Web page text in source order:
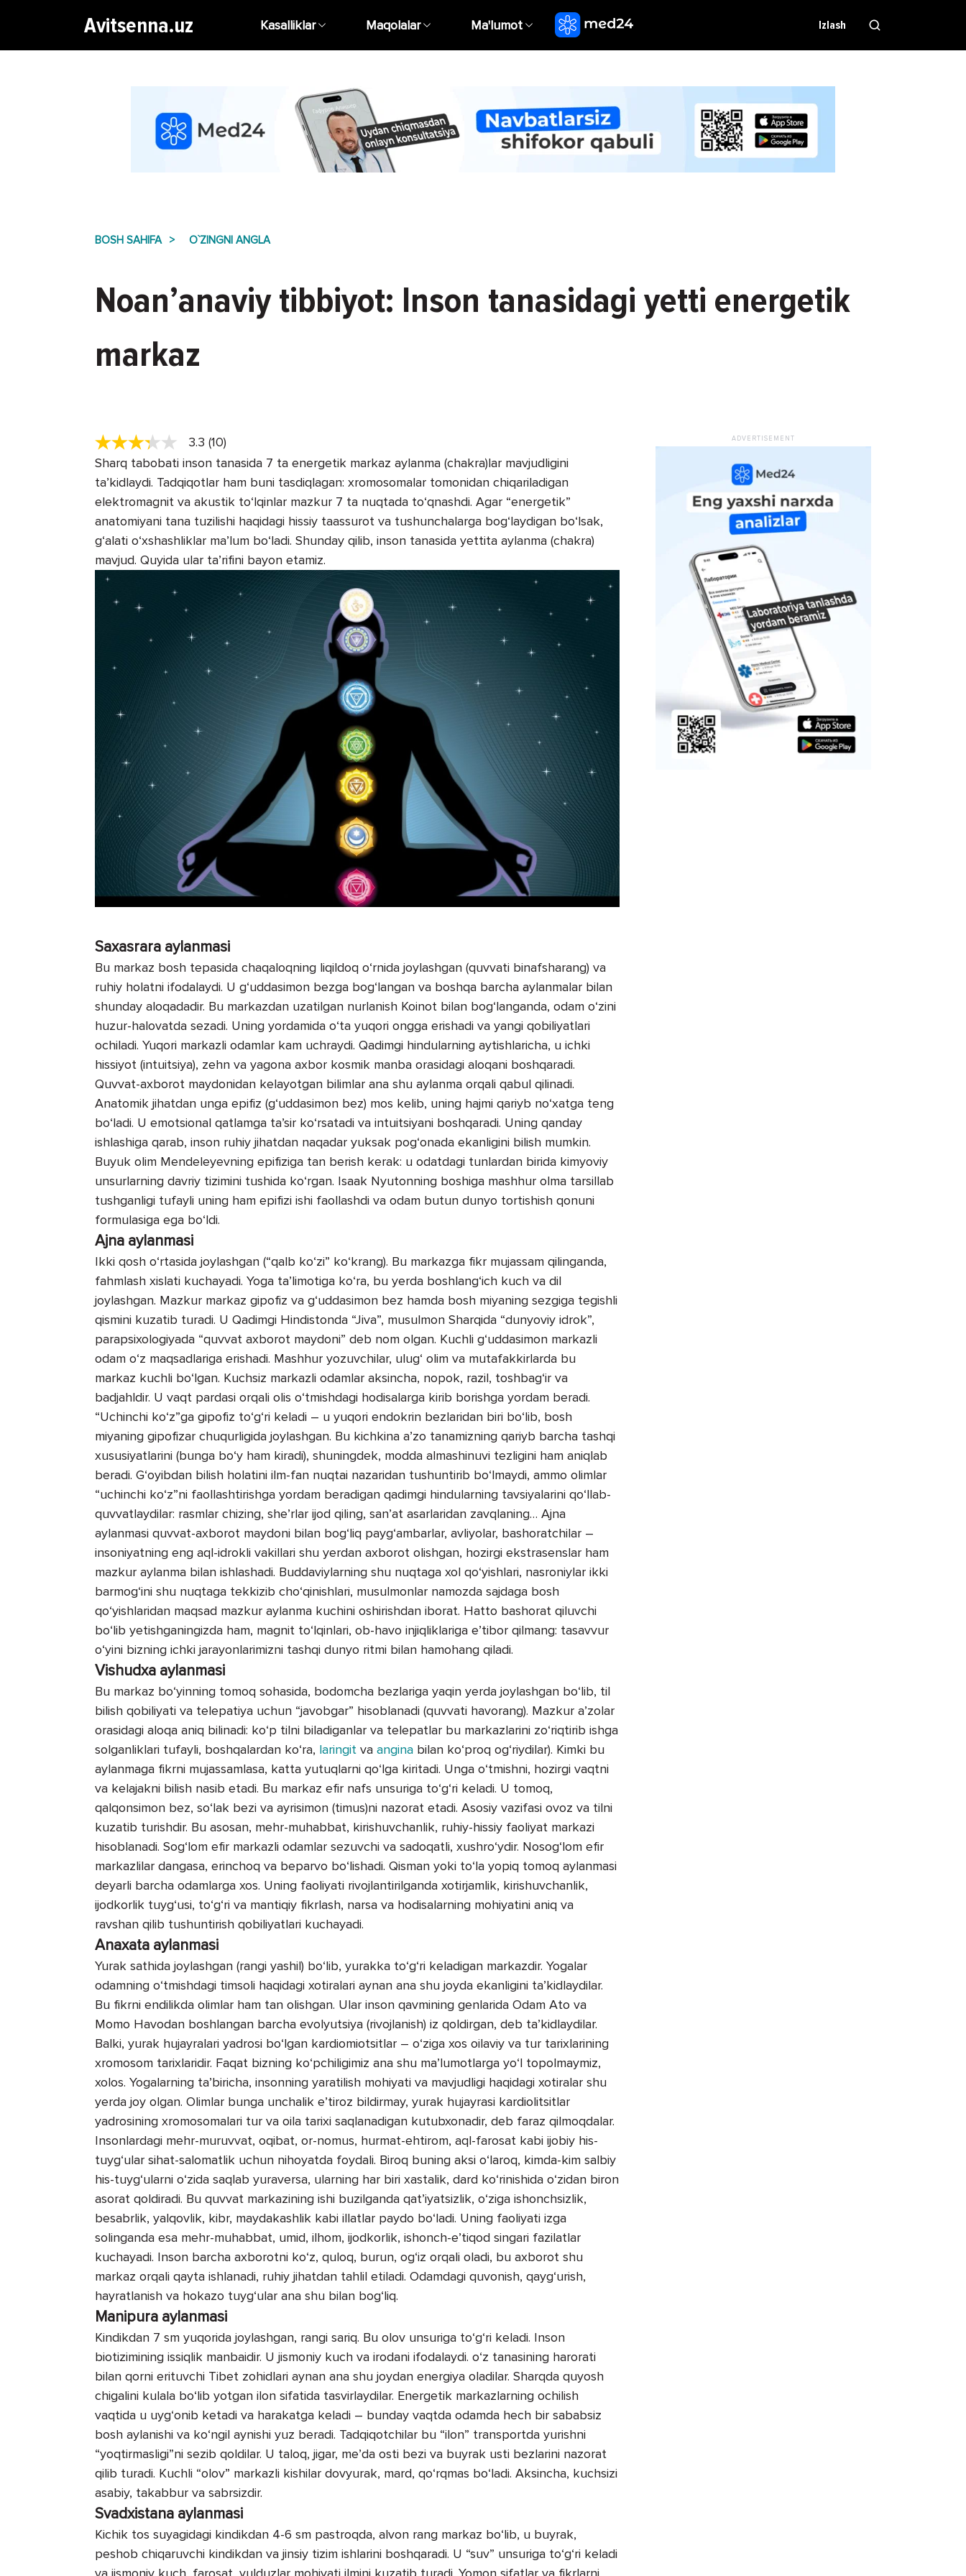
Avitsenna.uz Kasalliklar Maqolalar Ma'lumot Izlash
BOSH SAHIFA O`ZINGNI ANGLA
Noan’anaviy tibbiyot: Inson tanasidagi yetti energetik
markaz
3.3 (10)
Sharq tabobati inson tanasida 7 ta energetik markaz aylanma (chakra)lar mavjudligini
ta’kidlaydi. Tadqiqotlar ham buni tasdiqlagan: xromosomalar tomonidan chiqariladigan
elektromagnit va akustik to‘lqinlar mazkur 7 ta nuqtada to‘qnashdi. Agar “energetik”
anatomiyani tana tuzilishi haqidagi hissiy taassurot va tushunchalarga bog‘laydigan bo‘lsak,
g‘alati o‘xshashliklar ma’lum bo‘ladi. Shunday qilib, inson tanasida yettita aylanma (chakra)
mavjud. Quyida ular ta’rifini bayon etamiz.
Saxasrara aylanmasi
Bu markaz bosh tepasida chaqaloqning liqildoq o‘rnida joylashgan (quvvati binafsharang) va
ruhiy holatni ifodalaydi. U g‘uddasimon bezga bog‘langan va boshqa barcha aylanmalar bilan
shunday aloqadadir. Bu markazdan uzatilgan nurlanish Koinot bilan bog‘langanda, odam o‘zini
huzur-halovatda sezadi. Uning yordamida o‘ta yuqori ongga erishadi va yangi qobiliyatlari
ochiladi. Yuqori markazli odamlar kam uchraydi. Qadimgi hindularning aytishlaricha, u ichki
hissiyot (intuitsiya), zehn va yagona axbor kosmik manba orasidagi aloqani boshqaradi.
Quvvat-axborot maydonidan kelayotgan bilimlar ana shu aylanma orqali qabul qilinadi.
Anatomik jihatdan unga epifiz (g‘uddasimon bez) mos kelib, uning hajmi qariyb no‘xatga teng
bo‘ladi. U emotsional qatlamga ta’sir ko‘rsatadi va intuitsiyani boshqaradi. Uning qanday
ishlashiga qarab, inson ruhiy jihatdan naqadar yuksak pog‘onada ekanligini bilish mumkin.
Buyuk olim Mendeleyevning epifiziga tan berish kerak: u odatdagi tunlardan birida kimyoviy
unsurlarning davriy tizimini tushida ko‘rgan. Isaak Nyutonning boshiga mashhur olma tarsillab
tushganligi tufayli uning ham epifizi ishi faollashdi va odam butun dunyo tortishish qonuni
formulasiga ega bo‘ldi.
Ajna aylanmasi
Ikki qosh o‘rtasida joylashgan (“qalb ko‘zi” ko‘krang). Bu markazga fikr mujassam qilinganda,
fahmlash xislati kuchayadi. Yoga ta’limotiga ko‘ra, bu yerda boshlang‘ich kuch va dil
joylashgan. Mazkur markaz gipofiz va g‘uddasimon bez hamda bosh miyaning sezgiga tegishli
qismini kuzatib turadi. U Qadimgi Hindistonda “Jiva”, musulmon Sharqida “dunyoviy idrok”,
parapsixologiyada “quvvat axborot maydoni” deb nom olgan. Kuchli g‘uddasimon markazli
odam o‘z maqsadlariga erishadi. Mashhur yozuvchilar, ulug‘ olim va mutafakkirlarda bu
markaz kuchli bo‘lgan. Kuchsiz markazli odamlar aksincha, nopok, razil, toshbag‘ir va
badjahldir. U vaqt pardasi orqali olis o‘tmishdagi hodisalarga kirib borishga yordam beradi.
“Uchinchi ko‘z”ga gipofiz to‘g‘ri keladi – u yuqori endokrin bezlaridan biri bo‘lib, bosh
miyaning gipofizar chuqurligida joylashgan. Bu kichkina a’zo tanamizning qariyb barcha tashqi
xususiyatlarini (bunga bo‘y ham kiradi), shuningdek, modda almashinuvi tezligini ham aniqlab
beradi. G‘oyibdan bilish holatini ilm-fan nuqtai nazaridan tushuntirib bo‘lmaydi, ammo olimlar
“uchinchi ko‘z”ni faollashtirishga yordam beradigan qadimgi hindularning tavsiyalarini qo‘llab-
quvvatlaydilar: rasmlar chizing, she’rlar ijod qiling, san’at asarlaridan zavqlaning… Ajna
aylanmasi quvvat-axborot maydoni bilan bog‘liq payg‘ambarlar, avliyolar, bashoratchilar –
insoniyatning eng aql-idrokli vakillari shu yerdan axborot olishgan, hozirgi ekstrasenslar ham
mazkur aylanma bilan ishlashadi. Buddaviylarning shu nuqtaga xol qo‘yishlari, nasroniylar ikki
barmog‘ini shu nuqtaga tekkizib cho‘qinishlari, musulmonlar namozda sajdaga bosh
qo‘yishlaridan maqsad mazkur aylanma kuchini oshirishdan iborat. Hatto bashorat qiluvchi
bo‘lib yetishganingizda ham, magnit to‘lqinlari, ob-havo injiqliklariga e’tibor qilmang: tasavvur
o‘yini bizning ichki jarayonlarimizni tashqi dunyo ritmi bilan hamohang qiladi.
Vishudxa aylanmasi
Bu markaz bo‘yinning tomoq sohasida, bodomcha bezlariga yaqin yerda joylashgan bo‘lib, til
bilish qobiliyati va telepatiya uchun “javobgar” hisoblanadi (quvvati havorang). Mazkur a’zolar
orasidagi aloqa aniq bilinadi: ko‘p tilni biladiganlar va telepatlar bu markazlarini zo‘riqtirib ishga
solganliklari tufayli, boshqalardan ko‘ra, laringit va angina bilan ko‘proq og‘riydilar). Kimki bu
aylanmaga fikrni mujassamlasa, katta yutuqlarni qo‘lga kiritadi. Unga o‘tmishni, hozirgi vaqtni
va kelajakni bilish nasib etadi. Bu markaz efir nafs unsuriga to‘g‘ri keladi. U tomoq,
qalqonsimon bez, so‘lak bezi va ayrisimon (timus)ni nazorat etadi. Asosiy vazifasi ovoz va tilni
kuzatib turishdir. Bu asosan, mehr-muhabbat, kirishuvchanlik, ruhiy-hissiy faoliyat markazi
hisoblanadi. Sog‘lom efir markazli odamlar sezuvchi va sadoqatli, xushro‘ydir. Nosog‘lom efir
markazlilar dangasa, erinchoq va beparvo bo‘lishadi. Qisman yoki to‘la yopiq tomoq aylanmasi
deyarli barcha odamlarga xos. Uning faoliyati rivojlantirilganda xotirjamlik, kirishuvchanlik,
ijodkorlik tuyg‘usi, to‘g‘ri va mantiqiy fikrlash, narsa va hodisalarning mohiyatini aniq va
ravshan qilib tushuntirish qobiliyatlari kuchayadi.
Anaxata aylanmasi
Yurak sathida joylashgan (rangi yashil) bo‘lib, yurakka to‘g‘ri keladigan markazdir. Yogalar
odamning o‘tmishdagi timsoli haqidagi xotiralari aynan ana shu joyda ekanligini ta’kidlaydilar.
Bu fikrni endilikda olimlar ham tan olishgan. Ular inson qavmining genlarida Odam Ato va
Momo Havodan boshlangan barcha evolyutsiya (rivojlanish) iz qoldirgan, deb ta’kidlaydilar.
Balki, yurak hujayralari yadrosi bo‘lgan kardiomiotsitlar – o‘ziga xos oilaviy va tur tarixlarining
xromosom tarixlaridir. Faqat bizning ko‘pchiligimiz ana shu ma’lumotlarga yo‘l topolmaymiz,
xolos. Yogalarning ta’biricha, insonning yaratilish mohiyati va mavjudligi haqidagi xotiralar shu
yerda joy olgan. Olimlar bunga unchalik e’tiroz bildirmay, yurak hujayrasi kardiolitsitlar
yadrosining xromosomalari tur va oila tarixi saqlanadigan kutubxonadir, deb faraz qilmoqdalar.
Insonlardagi mehr-muruvvat, oqibat, or-nomus, hurmat-ehtirom, aql-farosat kabi ijobiy his-
tuyg‘ular sihat-salomatlik uchun nihoyatda foydali. Biroq buning aksi o‘laroq, kimda-kim salbiy
his-tuyg‘ularni o‘zida saqlab yuraversa, ularning har biri xastalik, dard ko‘rinishida o‘zidan biron
asorat qoldiradi. Bu quvvat markazining ishi buzilganda qat’iyatsizlik, o‘ziga ishonchsizlik,
besabrlik, yalqovlik, kibr, maydakashlik kabi illatlar paydo bo‘ladi. Uning faoliyati izga
solinganda esa mehr-muhabbat, umid, ilhom, ijodkorlik, ishonch-e’tiqod singari fazilatlar
kuchayadi. Inson barcha axborotni ko‘z, quloq, burun, og‘iz orqali oladi, bu axborot shu
markaz orqali qayta ishlanadi, ruhiy jihatdan tahlil etiladi. Odamdagi quvonish, qayg‘urish,
hayratlanish va hokazo tuyg‘ular ana shu bilan bog‘liq.
Manipura aylanmasi
Kindikdan 7 sm yuqorida joylashgan, rangi sariq. Bu olov unsuriga to‘g‘ri keladi. Inson
biotizimining issiqlik manbaidir. U jismoniy kuch va irodani ifodalaydi. o‘z tanasining harorati
bilan qorni erituvchi Tibet zohidlari aynan ana shu joydan energiya oladilar. Sharqda quyosh
chigalini kulala bo‘lib yotgan ilon sifatida tasvirlaydilar. Energetik markazlarning ochilish
vaqtida u uyg‘onib ketadi va harakatga keladi – bunday vaqtda odamda hech bir sababsiz
bosh aylanishi va ko‘ngil aynishi yuz beradi. Tadqiqotchilar bu “ilon” transportda yurishni
“yoqtirmasligi”ni sezib qoldilar. U taloq, jigar, me’da osti bezi va buyrak usti bezlarini nazorat
qilib turadi. Kuchli “olov” markazli kishilar dovyurak, mard, qo‘rqmas bo‘ladi. Aksincha, kuchsizi
asabiy, takabbur va sabrsizdir.
Svadxistana aylanmasi
Kichik tos suyagidagi kindikdan 4-6 sm pastroqda, alvon rang markaz bo‘lib, u buyrak,
peshob chiqaruvchi kindikdan va jinsiy tizim ishlarini boshqaradi. U “suv” unsuriga to‘g‘ri keladi
va jismoniy kuch, farosat, yulduzlar mohiyati ilmini kuzatib turadi. Yomon sifatlar va fikrlarni